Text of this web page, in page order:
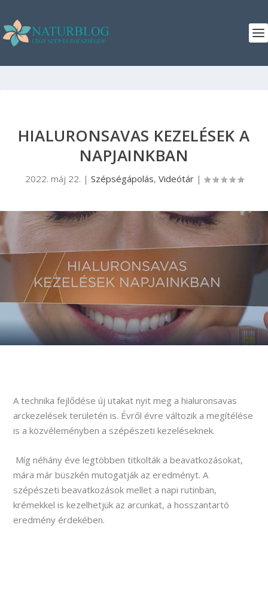
HIALURONSAVAS KEZELÉSEK A
NAPJAINKBAN
2022. máj 22. | Szépségápolás, Videótár|
A technika fejlődése új utakat nyit meg a hialuronsavas
arckezelések területén is. Évről évre változik a megítélése
is a közvéleményben a szépészeti kezeléseknek.
Míg néhány éve legtöbben titkolták a beavatkozásokat,
mára már büszkén mutogatják az eredményt. A
szépészeti beavatkozások mellet a napi rutinban,
krémekkel is kezelhetjük az arcunkat, a hosszantartó
eredmény érdekében.